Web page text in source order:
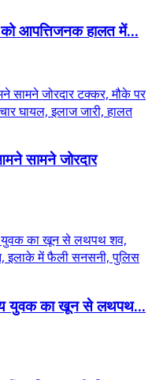
आपत्तिजनक हालत में...
सामने जोरदार
युवक का खून से लथपथ...